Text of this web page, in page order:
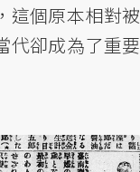
這個原本相對被
代卻成為了重要